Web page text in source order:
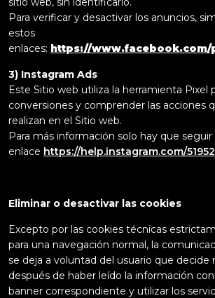
Para verificar y desactivar los anuncios,
estos
enlaces: https://
3) Instagram Ads
Este Sitio web utiliza la herramienta Pixel
conversiones y comprender las acciones
realizan en el Sitio web.
Para más información solo hay que seguir
enlace https://help.instagram.com/
Eliminar o desactivar las cookies
Excepto por las cookies técnicas
para una navegación normal, la
se deja a voluntad del usuario que decide
después de haber leído la información
banner correspondiente y utilizar los